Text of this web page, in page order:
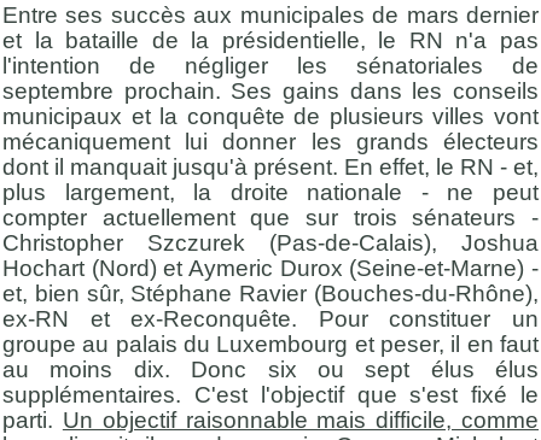
Entre ses succès aux municipales de mars dernier
et la bataille de la présidentielle, le RN n'a pas
l'intention de négliger les sénatoriales de
septembre prochain. Ses gains dans les conseils
municipaux et la conquête de plusieurs villes vont
mécaniquement lui donner les grands électeurs
dont il manquait jusqu'à présent. En effet, le RN - et,
plus largement, la droite nationale - ne peut
compter actuellement que sur trois sénateurs -
Christopher Szczurek (Pas-de-Calais), Joshua
Hochart (Nord) et Aymeric Durox (Seine-et-Marne) -
et, bien sûr, Stéphane Ravier (Bouches-du-Rhône),
ex-RN et ex-Reconquête. Pour constituer un
groupe au palais du Luxembourg et peser, il en faut
au moins dix. Donc six ou sept élus élus
supplémentaires. C'est l'objectif que s'est fixé le
parti. Un objectif raisonnable mais difficile, comme